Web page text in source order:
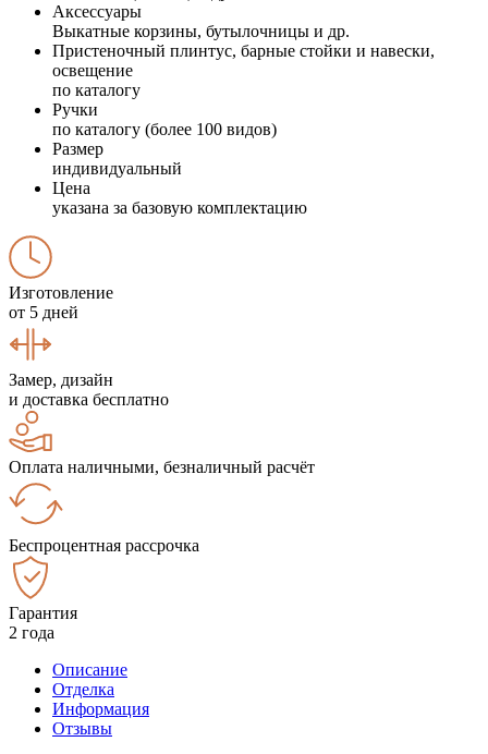
Аксессуары
Выкатные корзины, бутылочницы и др.
Пристеночный плинтус, барные стойки и навески,
освещение
по каталогу
Ручки
по каталогу (более 100 видов)
Размер
индивидуальный
Цена
указана за базовую комплектацию
Изготовление
от 5 дней
Замер, дизайн
и доставка бесплатно
Оплата наличными, безналичный расчёт
Беспроцентная рассрочка
Гарантия
2 года
Описание
Отделка
Информация
Отзывы